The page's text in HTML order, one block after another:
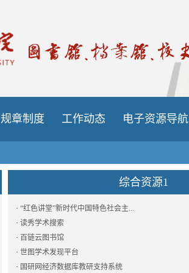
规章制度 工作动态 电子资源导航
综合资源1
· “红色讲堂”新时代中国特色社会主...
· 读秀学术搜索
· 百链云图书馆
· 世图学术发现平台
· 国研网经济数据库教研支持系统